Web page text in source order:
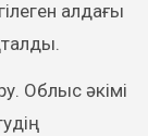
алдағы
Облыс әкімі